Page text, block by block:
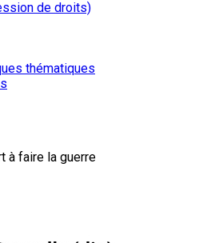
de droits)
thématiques
à faire la guerre